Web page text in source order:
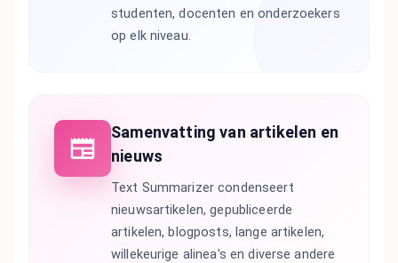
studenten, docenten en onderzoekers
op elk niveau.
Samenvatting van artikelen en
nieuws
Text Summarizer condenseert
nieuwsartikelen, gepubliceerde
artikelen, blogposts, lange artikelen,
willekeurige alinea's en diverse andere